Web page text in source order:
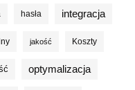
hasła integracja
jakość Koszty
optymalizacja